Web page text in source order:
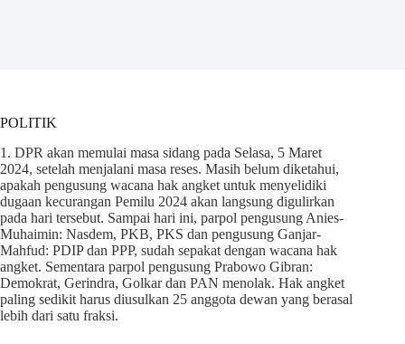
POLITIK
1. DPR akan memulai masa sidang pada Selasa, 5 Maret
2024, setelah menjalani masa reses. Masih belum diketahui,
apakah pengusung wacana hak angket untuk menyelidiki
dugaan kecurangan Pemilu 2024 akan langsung digulirkan
pada hari tersebut. Sampai hari ini, parpol pengusung Anies-
Muhaimin: Nasdem, PKB, PKS dan pengusung Ganjar-
Mahfud: PDIP dan PPP, sudah sepakat dengan wacana hak
angket. Sementara parpol pengusung Prabowo Gibran:
Demokrat, Gerindra, Golkar dan PAN menolak. Hak angket
paling sedikit harus diusulkan 25 anggota dewan yang berasal
lebih dari satu fraksi.